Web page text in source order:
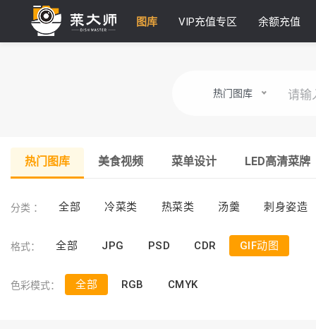
图库 VIP充值专区 余额充值
热门图库
热门图库 美食视频 菜单设计 LED高清菜牌
分类 ： 全部 冷菜类 热菜类 汤羹 刺身姿造
格式： 全部 JPG PSD CDR GIF动图
色彩模式： 全部 RGB CMYK